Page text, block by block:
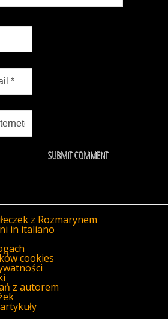
z Rozmarynem
in italiano
cookies
z autorem